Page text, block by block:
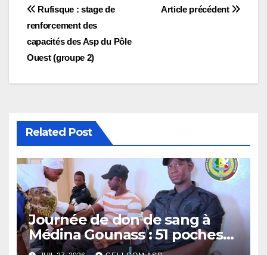
Navigation
de
l’article
Article précédent
Rufisque : stage de
renforcement des
capacités des Asp du Pôle
Ouest (groupe 2)
Related Post
Journée de don de sang à
Médina Gounass : 51 poches
collectées par les Asp